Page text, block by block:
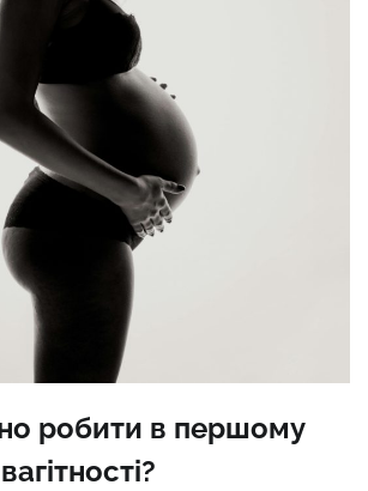
робити в першому